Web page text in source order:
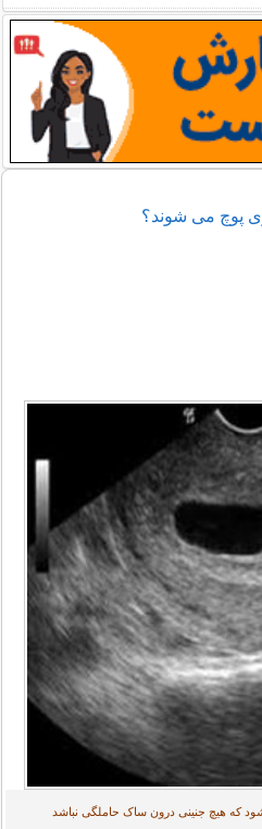
پوچ می شوند؟
که هیچ جنینی درون ساک حاملگی نباشد